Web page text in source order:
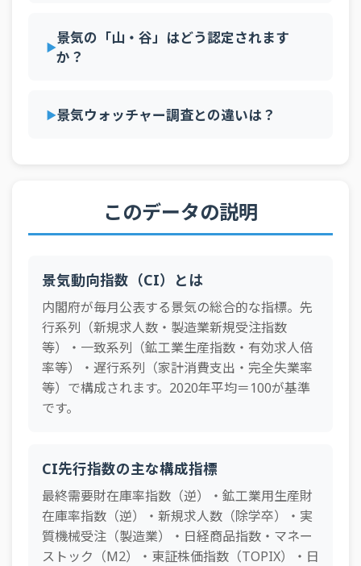
景気の「山・谷」はどう認定されます
か？
景気ウォッチャー調査との違いは？
このデータの説明
景気動向指数（CI）とは
内閣府が毎月公表する景気の総合的な指標。先
行系列（新規求人数・製造業新規受注指数
等）・一致系列（鉱工業生産指数・有効求人倍
率等）・遅行系列（家計消費支出・完全失業率
等）で構成されます。2020年平均＝100が基準
です。
CI先行指数の主な構成指標
最終需要財在庫率指数（逆）・鉱工業用生産財
在庫率指数（逆）・新規求人数（除学卒）・実
質機械受注（製造業）・日経商品指数・マネー
ストック（M2）・東証株価指数（TOPIX）・日